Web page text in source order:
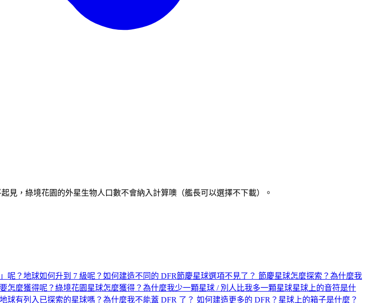
見，綠境花園的外星生物人口數不會納入計算噢（艦長可以選擇不下載）。
呢？ 地球如何升到 7 級呢？ 如何建造不同的 DFR節慶星球選項不見了？ 節慶星球怎麼探索？ 為什麼我
怎麼獲得呢？ 綠境花園星球怎麼獲得？ 為什麼我少一顆星球 / 別人比我多一顆星球星球上的音符是什
地球有列入已探索的星球嗎？ 為什麼我不能蓋 DFR 了？ 如何建造更多的 DFR？ 星球上的箱子是什麼？